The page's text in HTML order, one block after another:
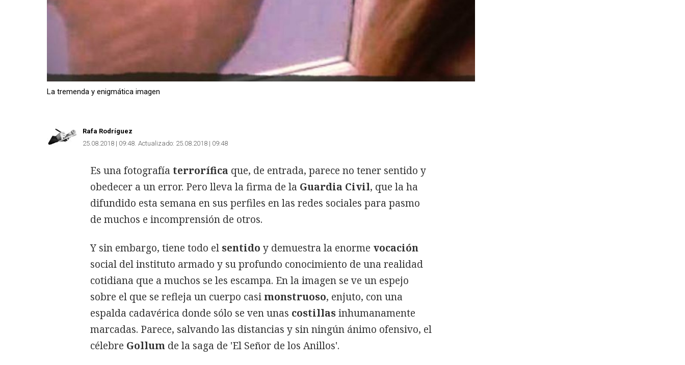
La tremenda y enigmática imagen
Rafa Rodríguez
25.08.2018 | 09:48 Actualizado: 25.08.2018 | 09:48
Es una fotografía terrorífica que, de entrada, parece no tener sentido y
obedecer a un error. Pero lleva la firma de la Guardia Civil, que la ha
difundido esta semana en sus perfiles en las redes sociales para pasmo
de muchos e incomprensión de otros.
Y sin embargo, tiene todo el sentido y demuestra la enorme vocación
social del instituto armado y su profundo conocimiento de una realidad
cotidiana que a muchos se les escampa. En la imagen se ve un espejo
sobre el que se refleja un cuerpo casi monstruoso, enjuto, con una
espalda cadavérica donde sólo se ven unas costillasinhumanamente
marcadas. Parece, salvando las distancias y sin ningún ánimo ofensivo, el
célebre Gollum de la saga de 'El Señor de los Anillos'.